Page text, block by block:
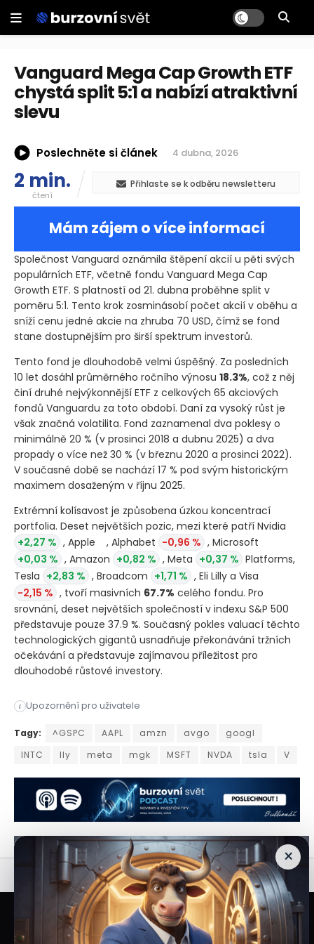
Vanguard Mega Cap Growth ETF
chystá split 5:1 a nabízí atraktivní
slevu
Poslechněte si článek 4 dubna, 2026
2 min.
čtení
Přihlaste se k odběru newsletteru
Mám zájem o více informací
Společnost Vanguard oznámila štěpení akcií u pěti svých
populárních ETF, včetně fondu Vanguard Mega Cap
Growth ETF. S platností od 21. dubna proběhne split v
poměru 5:1. Tento krok zosminásobí počet akcií v oběhu a
sníží cenu jedné akcie na zhruba 70 USD, čímž se fond
stane dostupnějším pro širší spektrum investorů.
Tento fond je dlouhodobě velmi úspěšný. Za posledních
10 let dosáhl průměrného ročního výnosu 18.3%, což z něj
činí druhé nejvýkonnější ETF z celkových 65 akciových
fondů Vanguardu za toto období. Daní za vysoký růst je
však značná volatilita. Fond zaznamenal dva poklesy o
minimálně 20 % (v prosinci 2018 a dubnu 2025) a dva
propady o více než 30 % (v březnu 2020 a prosinci 2022).
V současné době se nachází 17 % pod svým historickým
maximem dosaženým v říjnu 2025.
Extrémní kolísavost je způsobena úzkou koncentrací
portfolia. Deset největších pozic, mezi které patří Nvidia
+2,27 % , Apple , Alphabet -0,96 % , Microsoft
+0,03 % , Amazon +0,82 % , Meta +0,37 % Platforms,
Tesla +2,83 % , Broadcom +1,71 % , Eli Lilly a Visa
-2,15 % , tvoří masivních 67.7% celého fondu. Pro
srovnání, deset největších společností v indexu S&P 500
představuje pouze 37.9 %. Současný pokles valuací těchto
technologických gigantů usnadňuje překonávání tržních
očekávání a představuje zajímavou příležitost pro
dlouhodobé růstové investory.
i Upozornění pro uživatele
Společnost Vanguard oznámila štěpení akcií u pěti svých
Tagy: ^GSPC AAPL amzn avgo
googl
INTC
lly meta mgk MSFT NVDA tsla V
×
Veškeré informace a materiály zveřejněné na internetových stránkách
Burzovního Světa vycházejí z veřejně dostupných a důvěryhodných zdrojů. Při